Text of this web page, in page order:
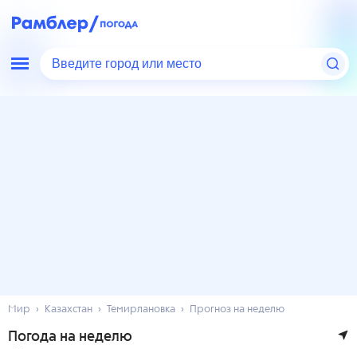
Введите город или место
Мир Казахстан Темирлановка Прогноз на неделю
Погода на неделю